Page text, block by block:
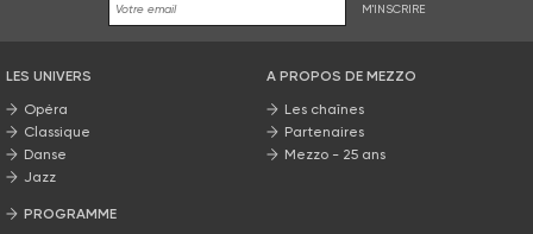
M'INSCRIRE
LES UNIVERS
Opéra
Classique
Danse
Jazz
PROGRAMME
A PROPOS DE MEZZO
Les chaînes
Partenaires
Mezzo - 25 ans